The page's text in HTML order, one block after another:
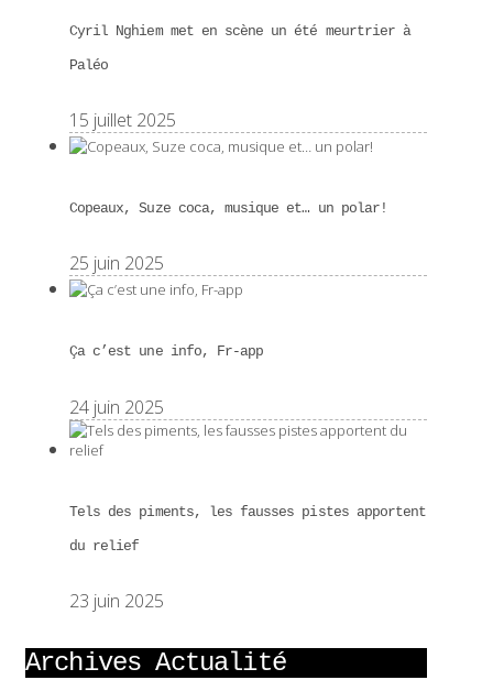
Cyril Nghiem met en scène un été meurtrier à
Paléo
15 juillet 2025
Copeaux, Suze coca, musique et… un polar!
25 juin 2025
Ça c’est une info, Fr-app
24 juin 2025
Tels des piments, les fausses pistes apportent
du relief
23 juin 2025
Archives Actualité